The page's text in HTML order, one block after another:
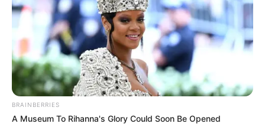
BRAINBERRIES
A Museum To Rihanna's Glory Could Soon Be Opened